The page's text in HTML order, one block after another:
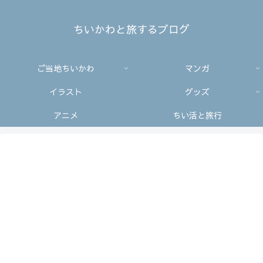
ちいかわと旅するブログ
ご当地ちいかわ
マンガ
イラスト
グッズ
アニメ
ちい活と旅行